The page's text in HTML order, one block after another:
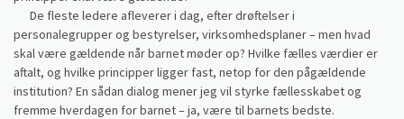
De fleste ledere afleverer i dag, efter drøftelser i
personalegrupper og bestyrelser, virksomhedsplaner – men hvad
skal være gældende når barnet møder op? Hvilke fælles værdier er
aftalt, og hvilke principper ligger fast, netop for den pågældende
institution? En sådan dialog mener jeg vil styrke fællesskabet og
fremme hverdagen for barnet – ja, være til barnets bedste.